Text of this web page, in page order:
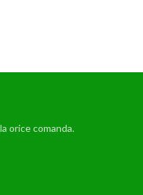
orice comanda.